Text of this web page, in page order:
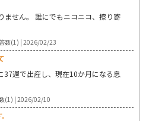
ません。 誰にでもニコニコ、擦り寄
数(1) | 2026/02/23
37週で出産し、現在10か月になる息
(1) | 2026/02/10